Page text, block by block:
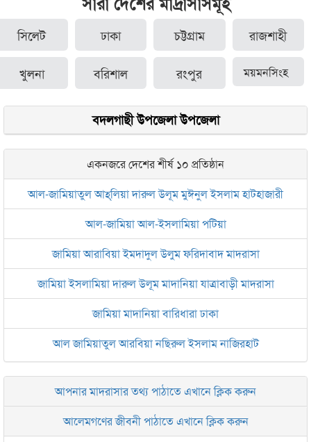
সিলেট ঢাকা চট্টগ্রাম রাজশাহী
খুলনা বরিশাল রংপুর ময়মনসিংহ
বদলগাছী উপজেলা উপজেলা
একনজরে দেশের শীর্ষ ১০ প্রতিষ্ঠান
আল-জামিয়াতুল আহ্‌লিয়া দারুল উলূম মুঈনুল ইসলাম হাটহাজারী
আল-জামিয়া আল-ইসলামিয়া পটিয়া
জামিয়া আরাবিয়া ইমদাদুল উলুম ফরিদাবাদ মাদরাসা
জামিয়া ইসলামিয়া দারুল উলূম মাদানিয়া যাত্রাবাড়ী মাদরাসা
জামিয়া মাদানিয়া বারিধারা ঢাকা
আল জামিয়াতুল আরবিয়া নছিরুল ইসলাম নাজিরহাট
জামেয়া দারুল মা‘আরিফ আল-ইসলামিয়া চট্টগ্রাম
ইসলামিক রিসার্চ সেন্টার বাংলাদেশ বসুন্ধরা
জামেয়া আরাবিয়া রহমানিয়া, ঢাকা
আপনার মাদরাসার তথ্য পাঠাতে এখানে ক্লিক করুন
আলেমগণের জীবনী পাঠাতে এখানে ক্লিক করুন